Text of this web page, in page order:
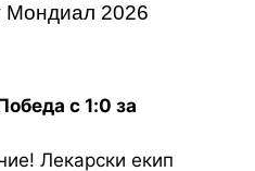
Мондиал 2026
с 1:0 за
Лекарски екип